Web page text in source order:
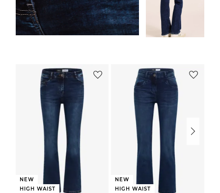
NEW
HIGH WAIST
NEW
HIGH WAIST